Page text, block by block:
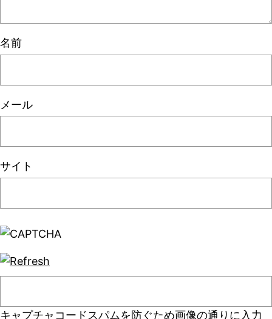
名前
メール
サイト
キャプチャコード スパムを防ぐため画像の通りに入力